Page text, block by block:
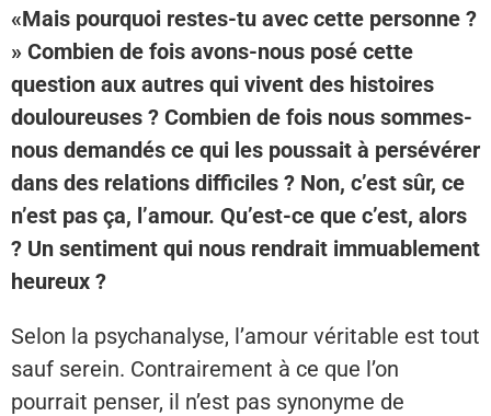
«Mais pourquoi restes-tu avec cette personne ?
» Combien de fois avons-nous posé cette
question aux autres qui vivent des histoires
douloureuses ? Combien de fois nous sommes-
nous demandés ce qui les poussait à persévérer
dans des relations difficiles ? Non, c’est sûr, ce
n’est pas ça, l’amour. Qu’est-ce que c’est, alors
? Un sentiment qui nous rendrait immuablement
heureux ?
Selon la psychanalyse, l’amour véritable est tout
sauf serein. Contrairement à ce que l’on
pourrait penser, il n’est pas synonyme de